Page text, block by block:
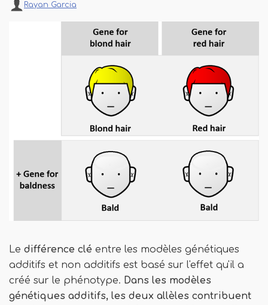
Rayan Garcia
Le différence clé entre les modèles génétiques
additifs et non additifs est basé sur l'effet qu'il a
créé sur le phénotype. Dans les modèles
génétiques additifs, les deux allèles contribuent